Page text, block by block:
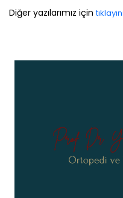
Diğer yazılarımız için